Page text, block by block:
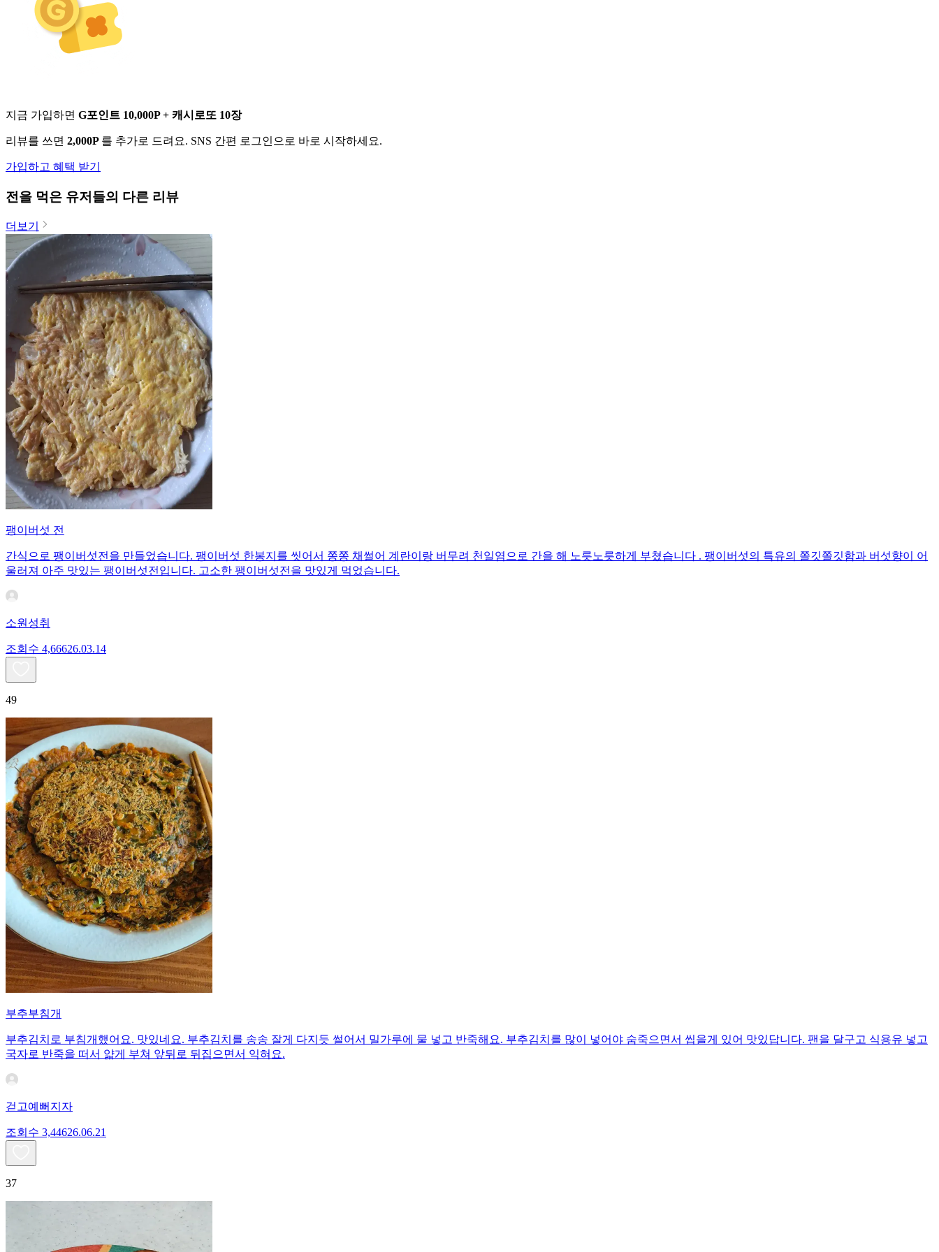
지금 가입하면 G포인트 10,000P + 캐시로또 10장
리뷰를 쓰면 2,000P 를 추가로 드려요. SNS 간편 로그인으로 바로 시작하세요.
가입하고 혜택 받기
전을 먹은 유저들의 다른 리뷰
더보기
팽이버섯 전
간식으로 팽이버섯전을 만들었습니다. 팽이버섯 한봉지를 씻어서 쫑쫑 채썰어 계란이랑 버무려 천일염으로 간을 해 노릇노릇하게 부쳤습니다 . 팽이버섯의 특유의 쫄깃쫄깃함과 버섯향이 어
울러져 아주 맛있는 팽이버섯전입니다. 고소한 팽이버섯전을 맛있게 먹었습니다.
소원성취
조회수 4,66626.03.14
49
부추부침개
부추김치로 부침개했어요. 맛있네요. 부추김치를 송송 잘게 다지듯 썰어서 밀가루에 물 넣고 반죽해요. 부추김치를 많이 넣어야 숨죽으면서 씹을게 있어 맛있답니다. 팬을 달구고 식용유 넣고
국자로 반죽을 떠서 얇게 부쳐 앞뒤로 뒤집으면서 익혀요.
걷고예뻐지자
조회수 3,44626.06.21
37